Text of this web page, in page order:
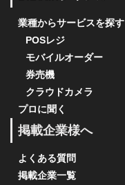
業種からサービスを探す
POSレジ
モバイルオーダー
券売機
クラウドカメラ
プロに聞く
掲載企業様へ
よくある質問
掲載企業一覧